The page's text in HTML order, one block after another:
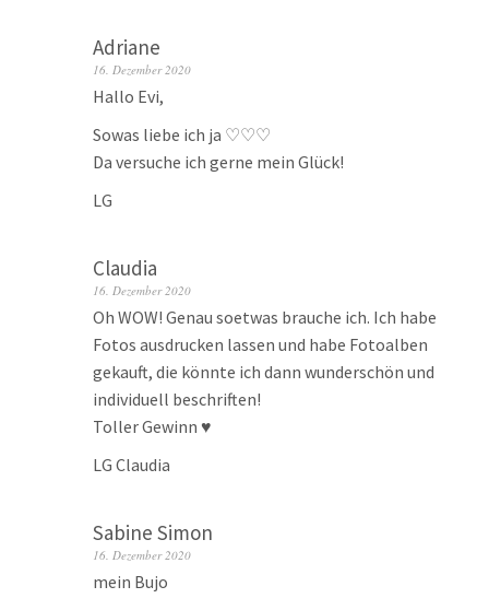
Adriane
16. Dezember 2020
Hallo Evi,
Sowas liebe ich ja ♡♡♡
Da versuche ich gerne mein Glück!
LG
Claudia
16. Dezember 2020
Oh WOW! Genau soetwas brauche ich. Ich habe
Fotos ausdrucken lassen und habe Fotoalben
gekauft, die könnte ich dann wunderschön und
individuell beschriften!
Toller Gewinn ♥
LG Claudia
Sabine Simon
16. Dezember 2020
mein Bujo